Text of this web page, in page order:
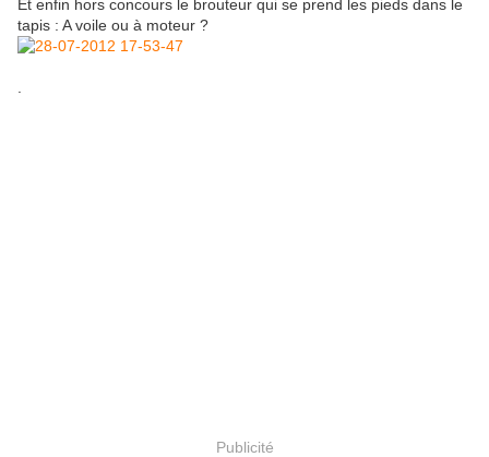
Et enfin hors concours le brouteur qui se prend les pieds dans le
tapis : A voile ou à moteur ?
Publicité